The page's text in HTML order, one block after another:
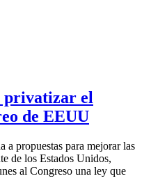
privatizar el
de EEUU
a propuestas para mejorar las
de los Estados Unidos,
al Congreso una ley que